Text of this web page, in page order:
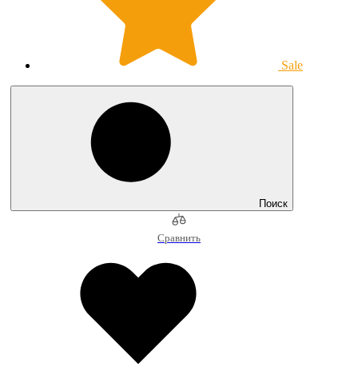
Sale
Поиск
Сравнить